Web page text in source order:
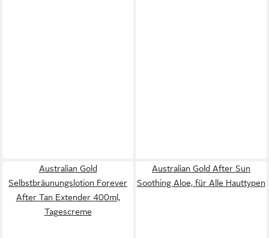
Australian Gold
Selbstbräunungslotion Forever
After Tan Extender 400ml,
Tagescreme
Australian Gold After Sun
Soothing Aloe, für Alle Hauttypen